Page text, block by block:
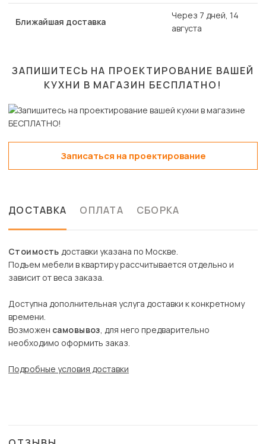
Ближайшая доставка
Через 7 дней, 14
августа
ЗАПИШИТЕСЬ НА ПРОЕКТИРОВАНИЕ ВАШЕЙ
КУХНИ В МАГАЗИН БЕСПЛАТНО!
Записаться на проектирование
ДОСТАВКА ОПЛАТА СБОРКА
Стоимость доставки указана по Москве.
Подъем мебели в квартиру рассчитывается отдельно и
зависит от веса заказа.
Доступна дополнительная услуга доставки к конкретному
времени.
Возможен самовывоз, для него предварительно
необходимо оформить заказ.
Подробные условия доставки